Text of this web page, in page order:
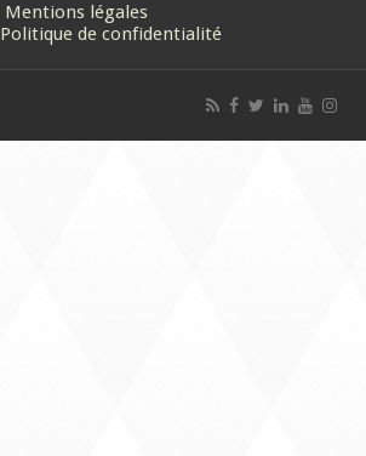
Mentions légales
Politique de confidentialité